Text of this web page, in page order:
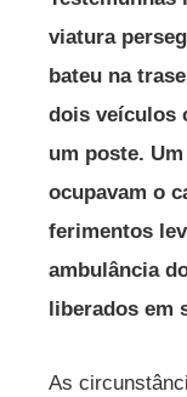
viatura
bateu na
dois veículos
um poste.
ocupavam o
ferimentos
ambulância
liberados em
As